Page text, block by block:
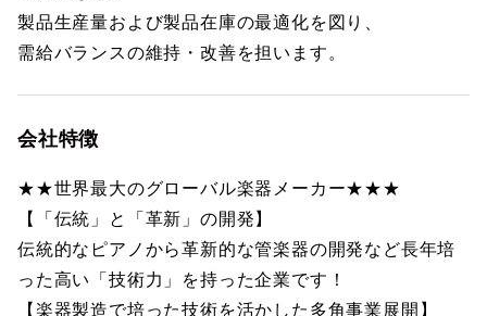
製品生産量および製品在庫の最適化を図り、
需給バランスの維持・改善を担います。
会社特徴
★★世界最大のグローバル楽器メーカー★★★
【「伝統」と「革新」の開発】
伝統的なピアノから革新的な管楽器の開発など長年培
った高い「技術力」を持った企業です！
【楽器製造で培った技術を活かした多角事業展開】